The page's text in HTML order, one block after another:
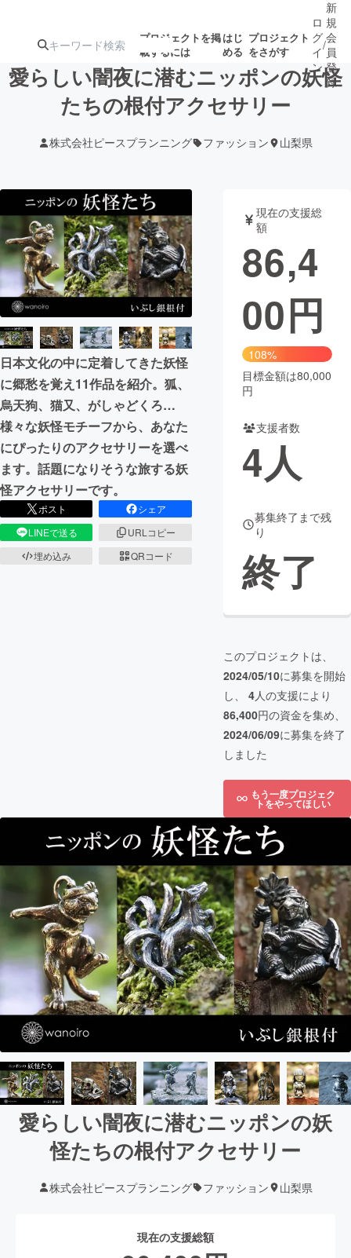
プロジェクトを掲
載するには
はじ
める
プロジェクト
をさがす
人気のプロ
ジェクト
注目のリ
ターン
注目の新着プロ
ジェクト
ロジェクト
もうすぐ公開
されます
アート・写真 音楽
テクノロジー・ガジェット ゲーム・
映像・映画 書籍・雑誌
ビジネス・起業 チャレンジ
まちづくり・地域活性化
CAMPFIRE for Social Good
CAMPFIRE Creation
CAMPFIREふるさと納税machi-ya コミュニティ
ロ
グ
イ
ン
/
新
規
会
員
登
録
愛らしい闇夜に潜むニッポンの妖怪
たちの根付アクセサリー
株式会社ピースプランニング ファッション 山梨県
日本文化の中に定着してきた妖怪
に郷愁を覚え11作品を紹介。狐、
烏天狗、猫又、がしゃどくろ…
様々な妖怪モチーフから、あなた
にぴったりのアクセサリーを選べ
ます。話題になりそうな旅する妖
怪アクセサリーです。
ポスト
シェア
LINEで送る
URLコピー
埋め込み
QRコード
現在の支援総
額
86,4
00円
108%
目標金額は80,000
円
支援者数
4人
募集終了まで残
り
終了
このプロジェクトは、
2024/05/10に募集を開始
し、 4人の支援により
86,400円の資金を集め、
2024/06/09に募集を終了
しました
もう一度プロジェク
トをやってほしい
愛らしい闇夜に潜むニッポンの妖
怪たちの根付アクセサリー
株式会社ピースプランニング ファッション 山梨県
現在の支援総額